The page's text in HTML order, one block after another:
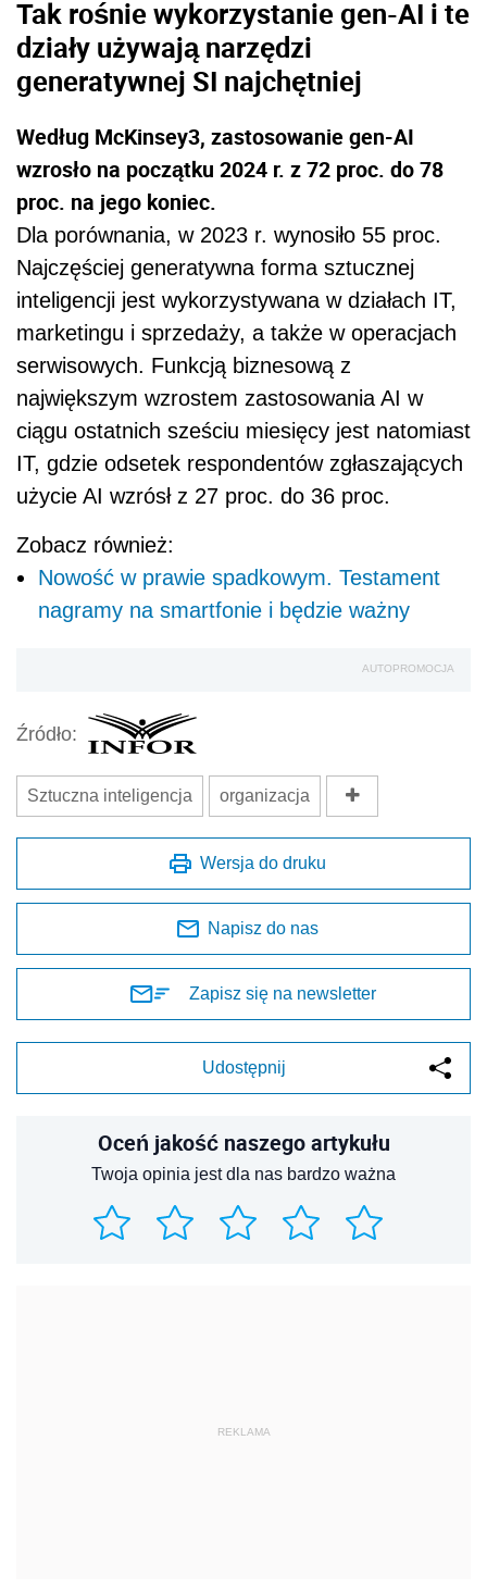
Tak rośnie wykorzystanie gen-AI i te
działy używają narzędzi
generatywnej SI najchętniej
Według McKinsey3, zastosowanie gen-AI
wzrosło na początku 2024 r. z 72 proc. do 78
proc. na jego koniec.
Dla porównania, w 2023 r. wynosiło 55 proc.
Najczęściej generatywna forma sztucznej
inteligencji jest wykorzystywana w działach IT,
marketingu i sprzedaży, a także w operacjach
serwisowych. Funkcją biznesową z
największym wzrostem zastosowania AI w
ciągu ostatnich sześciu miesięcy jest natomiast
IT, gdzie odsetek respondentów zgłaszających
użycie AI wzrósł z 27 proc. do 36 proc.
Zobacz również:
Nowość w prawie spadkowym. Testament
nagramy na smartfonie i będzie ważny
AUTOPROMOCJA
Źródło:
Sztuczna inteligencja organizacja
Wersja do druku
Napisz do nas
Zapisz się na newsletter
Udostępnij
Oceń jakość naszego artykułu
Twoja opinia jest dla nas bardzo ważna
REKLAMA